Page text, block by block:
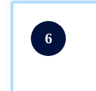
6